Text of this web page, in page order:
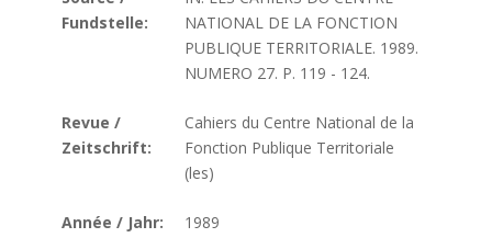
Fundstelle:
NATIONAL DE LA FONCTION
PUBLIQUE TERRITORIALE. 1989.
NUMERO 27. P. 119 - 124.
Revue /
Zeitschrift:
Cahiers du Centre National de la
Fonction Publique Territoriale
(les)
Année / Jahr: 1989